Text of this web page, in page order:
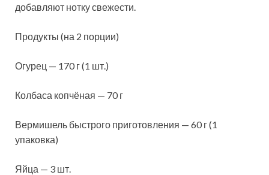
добавляют нотку свежести.
Продукты (на 2 порции)
Огурец — 170 г (1 шт.)
Колбаса копчёная — 70 г
Вермишель быстрого приготовления — 60 г (1
упаковка)
Яйца — 3 шт.